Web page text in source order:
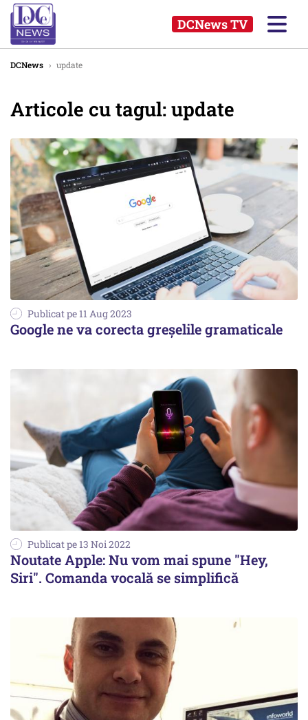
DCNews TV
DCNews › update
Articole cu tagul: update
Publicat pe 11 Aug 2023
Google ne va corecta greșelile gramaticale
Publicat pe 13 Noi 2022
Noutate Apple: Nu vom mai spune "Hey,
Siri". Comanda vocală se simplifică